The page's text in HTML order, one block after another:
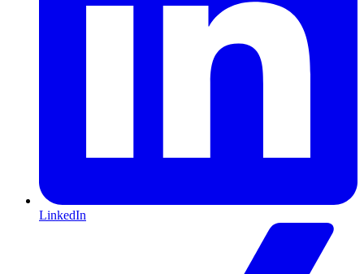
LinkedIn